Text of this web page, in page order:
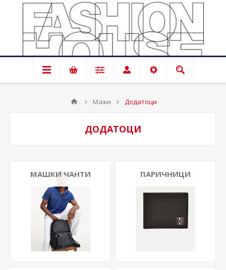
Мажи Додатоци
ДОДАТОЦИ
МАШКИ ЧАНТИ ПАРИЧНИЦИ